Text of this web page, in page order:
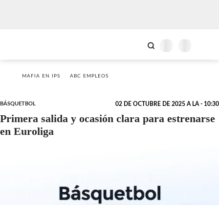
MAFIA EN IPS ABC EMPLEOS
BÁSQUETBOL 02 DE OCTUBRE DE 2025 A LA - 10:30
Primera salida y ocasión clara para estrenarse
en Euroliga